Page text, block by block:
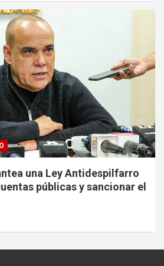
una Ley Antidespilfarro
públicas y sancionar el